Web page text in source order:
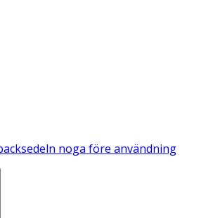
noga före användning